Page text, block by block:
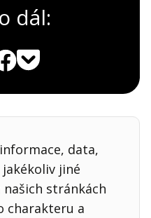
dál:
data,
jiné
našich stránkách
charakteru a